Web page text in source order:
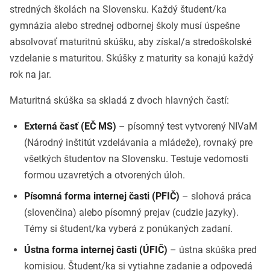
stredných školách na Slovensku. Každý študent/ka
gymnázia alebo strednej odbornej školy musí úspešne
absolvovať maturitnú skúšku, aby získal/a stredoškolské
vzdelanie s maturitou. Skúšky z maturity sa konajú každý
rok na jar.
Maturitná skúška sa skladá z dvoch hlavných častí:
Externá časť (EČ MS) – písomný test vytvorený NIVaM
(Národný inštitút vzdelávania a mládeže), rovnaký pre
všetkých študentov na Slovensku. Testuje vedomosti
formou uzavretých a otvorených úloh.
Písomná forma internej časti (PFIČ) – slohová práca
(slovenčina) alebo písomný prejav (cudzie jazyky).
Témy si študent/ka vyberá z ponúkaných zadaní.
Ústna forma internej časti (ÚFIČ) – ústna skúška pred
komisiou. Študent/ka si vytiahne zadanie a odpovedá